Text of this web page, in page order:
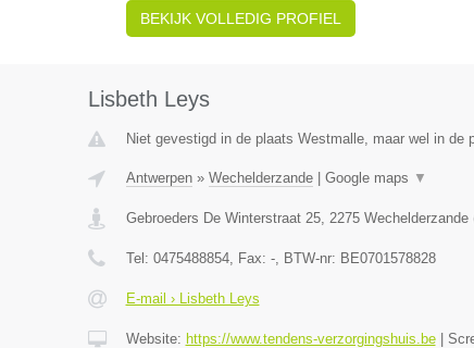
BEKIJK VOLLEDIG PROFIEL
Lisbeth Leys
Niet gevestigd in de plaats Westmalle, maar wel in de
Antwerpen» Wechelderzande| Google maps ▼
Gebroeders De Winterstraat 25, 2275 Wechelderzande
Tel: 0475488854, Fax: -, BTW-nr: BE0701578828
E-mail › Lisbeth Leys
Website: https://www.tendens-verzorgingshuis.be|